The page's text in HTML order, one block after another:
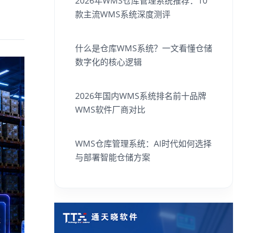
款主流WMS系统深度测评
什么是仓库WMS系统？一文看懂仓储
数字化的核心逻辑
2026年国内WMS系统排名前十品牌
WMS软件厂商对比
WMS仓库管理系统：AI时代如何选择
与部署智能仓储方案